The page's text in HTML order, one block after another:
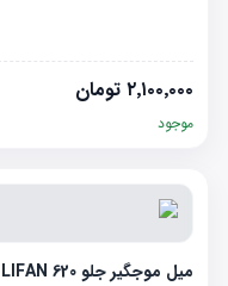
۲٬۱۰۰٬۰۰۰ تومان
موجود
میل موجگیر جلو LIFAN 620